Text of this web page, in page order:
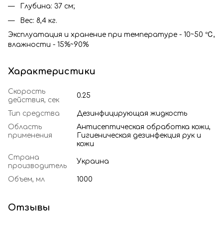
Глубина: 37 см;
Вес: 8,4 кг.
Эксплуатация и хранение при температуре - 10~50 ℃,
влажности - 15%~90%
Характеристики
Скорость
действия, сек
0.25
Тип средства
Дезинфицирующая жидкость
Область
применения
Антисептическая обработка кожи,
Гигиеническая дезинфекция рук и
кожи
Страна
производитель
Украина
Объем, мл 1000
Отзывы